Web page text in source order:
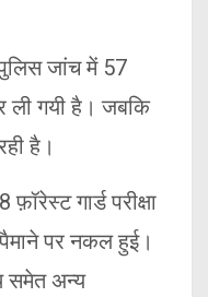
जांच में 57
ली गयी है। जबकि
है।
गार्ड परीक्षा
पर नकल हुई।
समेत अन्य